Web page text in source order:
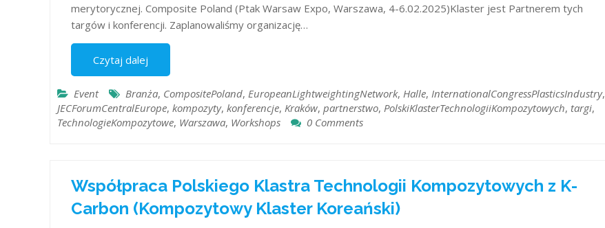
merytorycznej. Composite Poland (Ptak Warsaw Expo, Warszawa, 4-6.02.2025)Klaster jest Partnerem tych
targów i konferencji. Zaplanowaliśmy organizację…
Czytaj dalej
Event Branża, CompositePoland, EuropeanLightweightingNetwork, Halle, InternationalCongressPlasticsIndustry,
JECForumCentralEurope, kompozyty, konferencje, Kraków, partnerstwo, PolskiKlasterTechnologiiKompozytowych, targi,
TechnologieKompozytowe, Warszawa, Workshops 0 Comments
Współpraca Polskiego Klastra Technologii Kompozytowych z K-
Carbon (Kompozytowy Klaster Koreański)